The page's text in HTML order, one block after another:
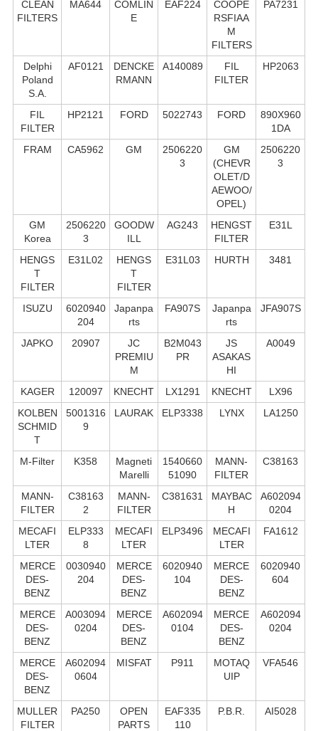
CLEAN
FILTERS
MA644
COMLIN
E
EAF224
COOPE
RSFIAA
M
FILTERS
PA7231
Delphi
Poland
S.А.
AF0121
DENCKE
RMANN
A140089
FIL
FILTER
HP2063
FIL
FILTER
HP2121 FORD 5022743 FORD
890X960
1DA
FRAM
CA5962 GM
2506220
3
GM
(CHEVR
OLET/D
AEWOO/
OPEL)
2506220
3
GM
Korea
2506220
3
GOODW
ILL
AG243
HENGST
FILTER
E31L
HENGS
T
FILTER
E31L02
HENGS
T
FILTER
E31L03 HURTH 3481
ISUZU
6020940
204
Japanpa
rts
FA907S
Japanpa
rts
JFA907S
JAPKO 20907
JC
PREMIU
M
B2M043
PR
JS
ASAKAS
HI
A0049
KAGER 120097 KNECHT LX1291 KNECHT
LX96
KOLBEN
SCHMID
T
5001316
9
LAURAK ELP3338 LYNX LA1250
M-Filter K358
Magneti
Marelli
1540660
51090
MANN-
FILTER
C38163
MANN-
FILTER
C38163
2
MANN-
FILTER
C381631
MAYBAC
H
A602094
0204
MECAFI
LTER
ELP333
8
MECAFI
LTER
ELP3496
MECAFI
LTER
FA1612
MERCE
DES-
BENZ
0030940
204
MERCE
DES-
BENZ
6020940
104
MERCE
DES-
BENZ
6020940
604
MERCE
DES-
BENZ
A003094
0204
MERCE
DES-
BENZ
A602094
0104
MERCE
DES-
BENZ
A602094
0204
MERCE
DES-
BENZ
A602094
0604
MISFAT P911
MOTAQ
UIP
VFA546
MULLER
FILTER
PA250
OPEN
PARTS
EAF335
110
P.B.R. AI5028